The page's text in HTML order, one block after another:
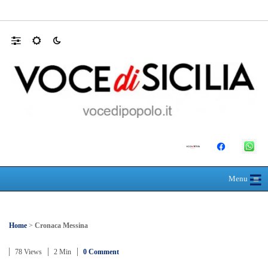
Menu≡
☰
Home > Cronaca Messina
78 Views 2 Min 0 Comment